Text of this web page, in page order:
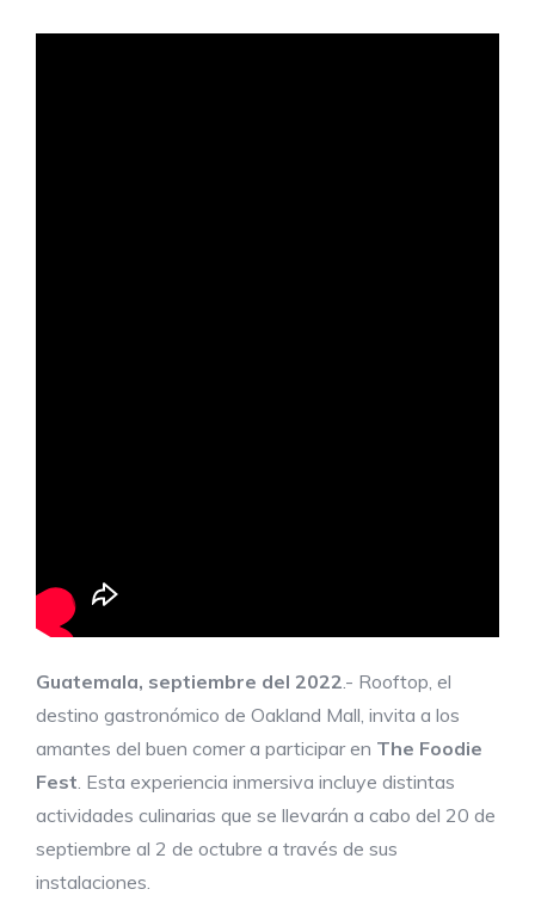
Guatemala, septiembre del 2022 .- Rooftop, el
destino gastronómico de Oakland Mall, invita a los
amantes del buen comer a participar en The Foodie
Fest . Esta experiencia inmersiva incluye distintas
actividades culinarias que se llevarán a cabo del 20 de
septiembre al 2 de octubre a través de sus
instalaciones.